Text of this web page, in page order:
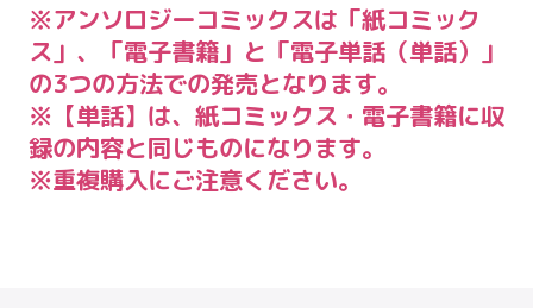
※アンソロジーコミックスは「紙コミック
ス」、「電子書籍」と「電子単話（単話）」
の3つの方法での発売となります。
※【単話】は、紙コミックス・電子書籍に収
録の内容と同じものになります。
※重複購入にご注意ください。